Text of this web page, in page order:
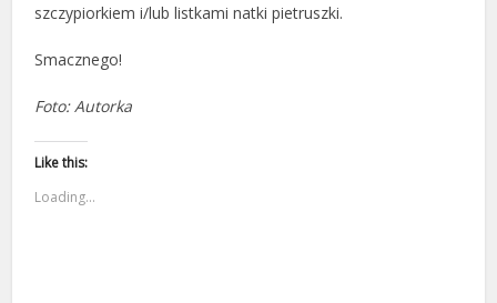
szczypiorkiem i/lub listkami natki pietruszki.
Smacznego!
Foto: Autorka
Like this:
Loading...